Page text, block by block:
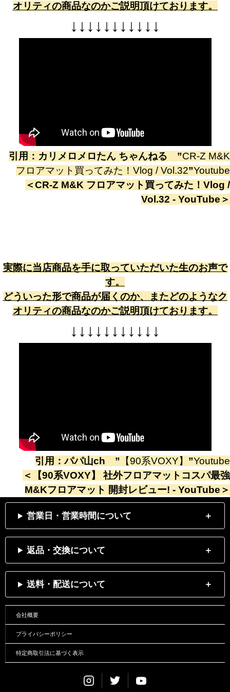
オリティの商品なのかご説明頂けております。
↓ ↓ ↓ ↓ ↓ ↓ ↓ ↓ ↓ ↓ ↓
引用： カリメロメロたん ちゃんねる ”CR-Z M&K
フロアマット買ってみた！Vlog / Vol.32”Youtube
＜CR-Z M&K フロアマット買ってみた！Vlog /
Vol.32 - YouTube ＞
実際に当店商品を手に取っていただいた生のお声で
す。
どういった形で商品が届くのか、またどのようなク
オリティの商品なのかご説明頂けております。
↓ ↓ ↓ ↓ ↓ ↓ ↓ ↓ ↓ ↓ ↓
引用：パパ山ch ” 【90系VOXY】 ”Youtube
＜
【90系VOXY】 社外フロアマットコスパ最強
M&Kフロアマット 開封レビュー! - YouTube ＞
営業日・営業時間について
返品・交換について
送料・配送について
会社概要
プライバシーポリシー
特定商取引法に基づく表示
InstagramTwitter